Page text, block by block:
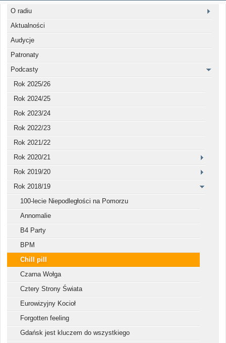
O radiu
Aktualności
Audycje
Patronaty
Podcasty
Rok 2025/26
Rok 2024/25
Rok 2023/24
Rok 2022/23
Rok 2021/22
Rok 2020/21
Rok 2019/20
Rok 2018/19
100-lecie Niepodległości na Pomorzu
Annomalie
B4 Party
BPM
Chill pill
Czarna Wołga
Cztery Strony Świata
Eurowizyjny Kocioł
Forgotten feeling
Gdańsk jest kluczem do wszystkiego